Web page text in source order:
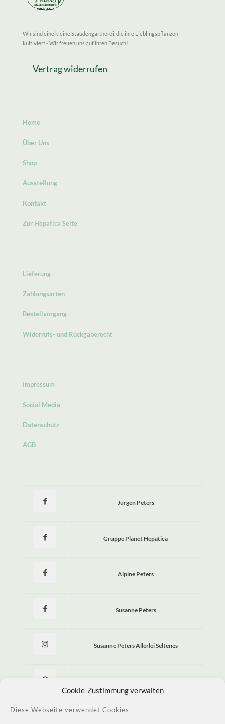
Cookie-Zustimmung verwalten
Diese Webseite verwendet Cookies
Wir sind eine kleine Staudengärtnerei, die ihre Lieblingspflanzen
kultiviert - Wir freuen uns auf Ihren Besuch!
Vertrag widerrufen
Home
Über Uns
Shop
Ausstellung
Kontakt
Zur Hepatica Seite
Lieferung
Zahlungsarten
Bestellvorgang
Widerrufs- und Rückgaberecht
Impressum
Social Media
Datenschutz
AGB
Jürgen Peters
Gruppe Planet Hepatica
Alpine Peters
Susanne Peters
Susanne Peters Allerlei Seltenes